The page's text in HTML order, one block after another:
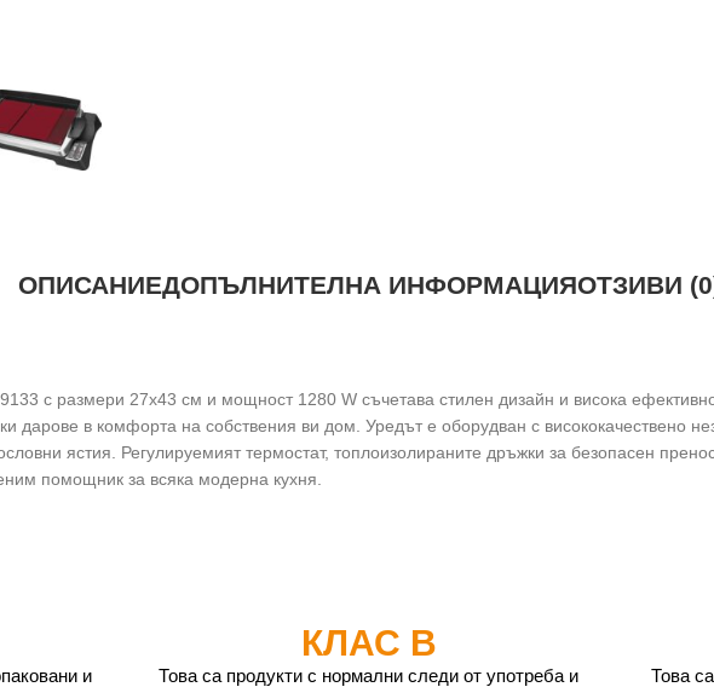
ОПИСАНИЕДОПЪЛНИТЕЛНА ИНФОРМАЦИЯОТЗИВИ
с размери 27х43 см и мощност 1280 W съчетава стилен дизайн и висока
дарове в комфорта на собствения ви дом. Уредът е оборудван с висококачествено
ястия. Регулируемият термостат, топлоизолираните дръжки за безопасен
помощник за всяка модерна кухня.
и
КЛАС B
Това са продукти с нормални следи от употреба и
Това